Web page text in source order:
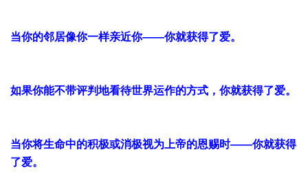
当你的邻居像你一样亲近你——你就获得了爱。
如果你能不带评判地看待世界运作的方式，你就获得了爱。
当你将生命中的积极或消极视为上帝的恩赐时——你就获得
了爱。